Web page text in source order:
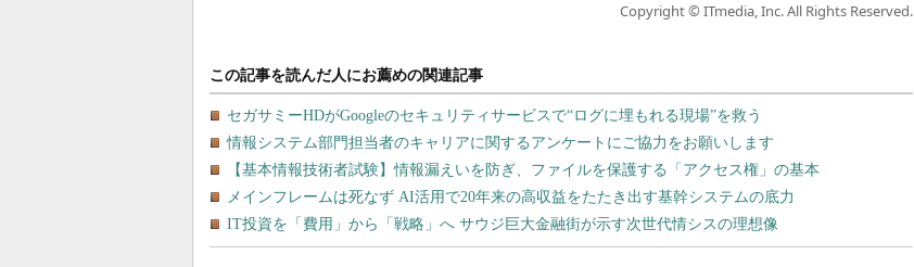
Copyright © ITmedia, Inc. All Rights Reserved.